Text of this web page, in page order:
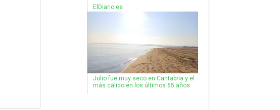
ElDiario.es
Julio fue muy seco en Cantabria y el
más cálido en los últimos 65 años